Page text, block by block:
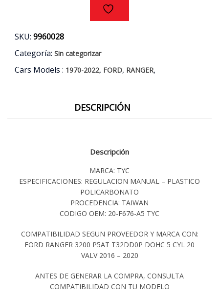
SKU: 9960028
Categoría: Sin categorizar
Cars Models : 1970-2022, FORD, RANGER,
DESCRIPCIÓN
Descripción
MARCA: TYC
ESPECIFICACIONES: REGULACION MANUAL – PLASTICO
POLICARBONATO
PROCEDENCIA: TAIWAN
CODIGO OEM: 20-F676-A5 TYC
COMPATIBILIDAD SEGUN PROVEEDOR Y MARCA CON:
FORD RANGER 3200 P5AT T32DD0P DOHC 5 CYL 20
VALV 2016 – 2020
ANTES DE GENERAR LA COMPRA, CONSULTA
COMPATIBILIDAD CON TU MODELO